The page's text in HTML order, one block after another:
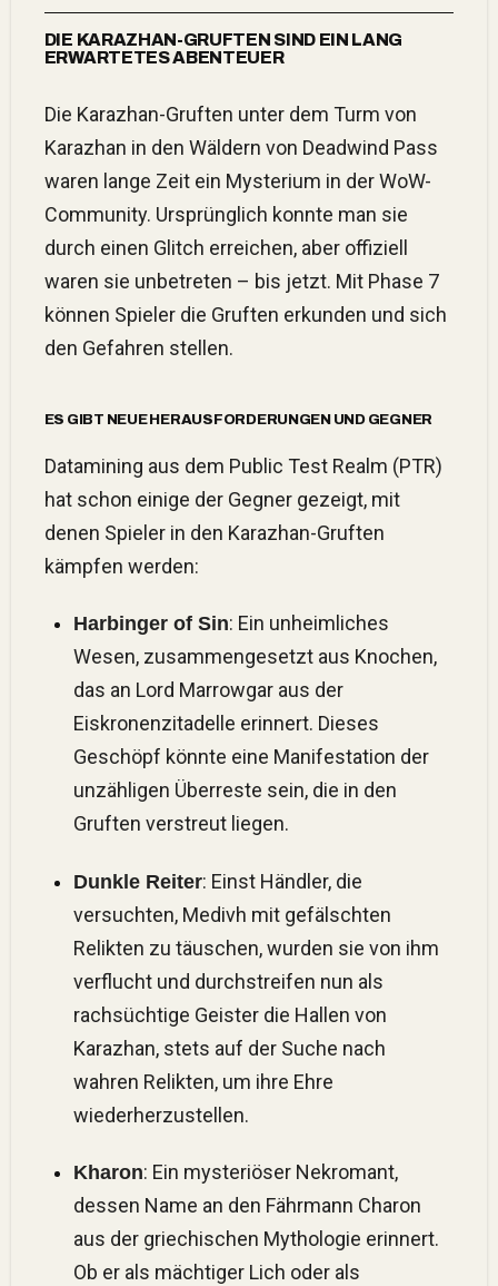
DIE KARAZHAN-GRUFTEN SIND EIN LANG
ERWARTETES ABENTEUER
Die Karazhan-Gruften unter dem Turm von
Karazhan in den Wäldern von Deadwind Pass
waren lange Zeit ein Mysterium in der WoW-
Community. Ursprünglich konnte man sie
durch einen Glitch erreichen, aber offiziell
waren sie unbetreten – bis jetzt. Mit Phase 7
können Spieler die Gruften erkunden und sich
den Gefahren stellen.
ES GIBT NEUE HERAUSFORDERUNGEN UND GEGNER
Datamining aus dem Public Test Realm (PTR)
hat schon einige der Gegner gezeigt, mit
denen Spieler in den Karazhan-Gruften
kämpfen werden:
Harbinger of Sin: Ein unheimliches
Wesen, zusammengesetzt aus Knochen,
das an Lord Marrowgar aus der
Eiskronenzitadelle erinnert. Dieses
Geschöpf könnte eine Manifestation der
unzähligen Überreste sein, die in den
Gruften verstreut liegen.
Dunkle Reiter: Einst Händler, die
versuchten, Medivh mit gefälschten
Relikten zu täuschen, wurden sie von ihm
verflucht und durchstreifen nun als
rachsüchtige Geister die Hallen von
Karazhan, stets auf der Suche nach
wahren Relikten, um ihre Ehre
wiederherzustellen.
Kharon: Ein mysteriöser Nekromant,
dessen Name an den Fährmann Charon
aus der griechischen Mythologie erinnert.
Ob er als mächtiger Lich oder als